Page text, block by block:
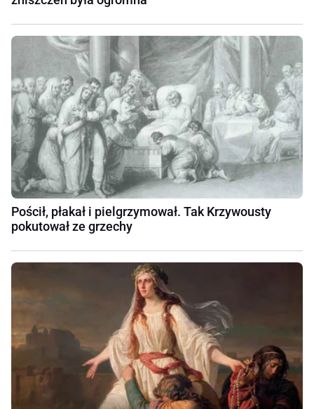
Pościł, płakał i pielgrzymował. Tak Krzywousty
pokutował ze grzechy